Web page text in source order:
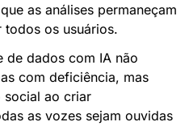
as análises permaneçam
todos os usuários.
de dados com IA não
com deficiência, mas
social ao criar
as vozes sejam ouvidas